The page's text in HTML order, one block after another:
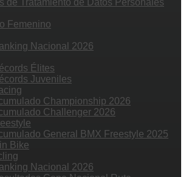
Femenino
Nacional 2026
Élites
Juveniles
Championship 2026
Challenger 2026
General BMX Freestyle 2025
Bike
Nacional 2026